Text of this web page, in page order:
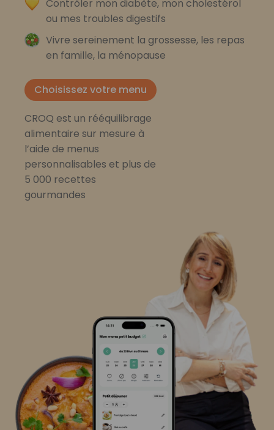
Contrôler mon diabète, mon cholestérol
ou mes troubles digestifs
Vivre sereinement la grossesse, les repas
en famille, la ménopause
Choisissez votre menu
CROQ est un rééquilibrage
alimentaire sur mesure à
l’aide de menus
personnalisables et plus de
5 000 recettes
gourmandes